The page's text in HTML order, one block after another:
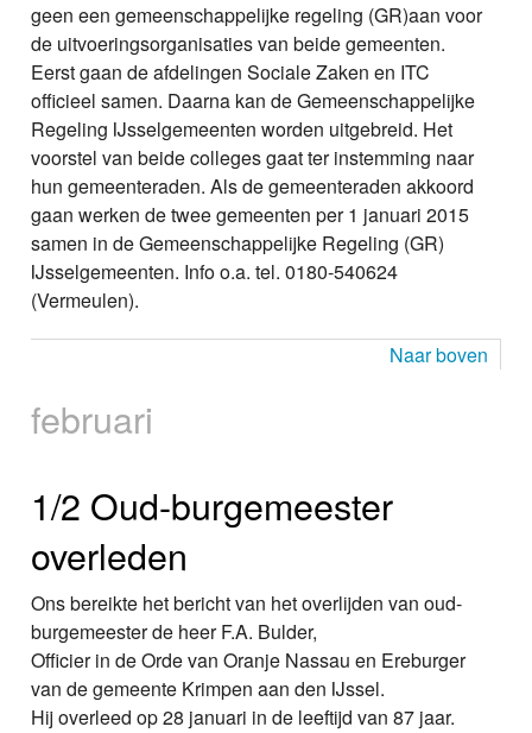
geen een gemeenschappelijke regeling (GR)aan voor
de uitvoeringsorganisaties van beide gemeenten.
Eerst gaan de afdelingen Sociale Zaken en ITC
officieel samen. Daarna kan de Gemeenschappelijke
Regeling IJsselgemeenten worden uitgebreid. Het
voorstel van beide colleges gaat ter instemming naar
hun gemeenteraden. Als de gemeenteraden akkoord
gaan werken de twee gemeenten per 1 januari 2015
samen in de Gemeenschappelijke Regeling (GR)
IJsselgemeenten. Info o.a. tel. 0180-540624
(Vermeulen).
Naar boven
februari
1/2 Oud-burgemeester
overleden
Ons bereikte het bericht van het overlijden van oud-
burgemeester de heer F.A. Bulder,
Officier in de Orde van Oranje Nassau en Ereburger
van de gemeente Krimpen aan den IJssel.
Hij overleed op 28 januari in de leeftijd van 87 jaar.